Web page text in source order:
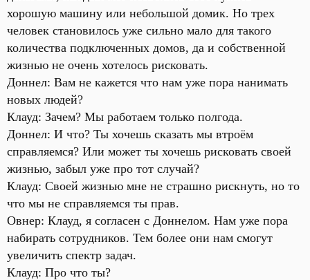
хорошую машину или небольшой домик. Но трех
человек становилось уже сильно мало для такого
количества подключенных домов, да и собственной
жизнью не очень хотелось рисковать.
Доннел: Вам не кажется что нам уже пора нанимать
новых людей?
Клауд: Зачем? Мы работаем только полгода.
Доннел: И что? Ты хочешь сказать мы втроём
справляемся? Или может ты хочешь рисковать своей
жизнью, забыл уже про тот случай?
Клауд: Своей жизнью мне не страшно рискнуть, но то
что мы не справляемся ты прав.
Овнер: Клауд, я согласен с Доннелом. Нам уже пора
набирать сотрудников. Тем более они нам смогут
увеличить спектр задач.
Клауд: Про что ты?